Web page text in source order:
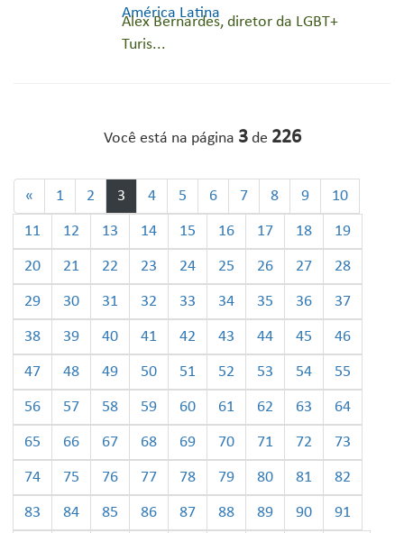
América Latina
Alex Bernardes, diretor da LGBT+
Turis...
Você está na página 3de 226
« 1 2 3 4 5 6 7 8 9 10
11 12 13 14 15 16 17 18 19
20 21 22 23 24 25 26 27 28
29 30 31 32 33 34 35 36 37
38 39 40 41 42 43 44 45 46
47 48 49 50 51 52 53 54 55
56 57 58 59 60 61 62 63 64
65 66 67 68 69 70 71 72 73
74 75 76 77 78 79 80 81 82
83 84 85 86 87 88 89 90 91